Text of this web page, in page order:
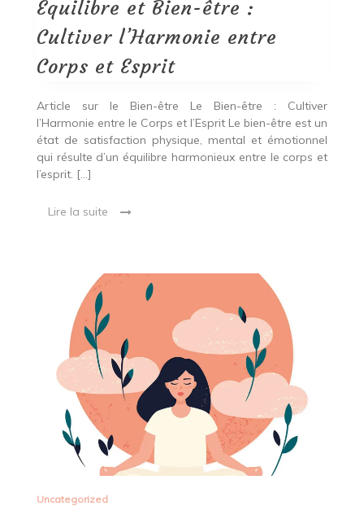
entre
Corps
et
Équilibre et Bien-être :
Cultiver l’Harmonie entre
Corps et Esprit
Article sur le Bien-être Le Bien-être : Cultiver
l’Harmonie entre le Corps et l’Esprit Le bien-être est un
état de satisfaction physique, mental et émotionnel
qui résulte d’un équilibre harmonieux entre le corps et
l’esprit. […]
Lire la suite
Uncategorized